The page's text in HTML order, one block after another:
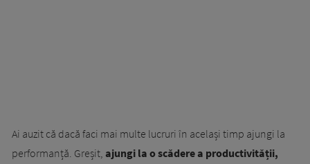
Ai auzit că dacă faci mai multe lucruri în același timp ajungi la
performanță. Greșit, ajungi la o scădere a productivității,